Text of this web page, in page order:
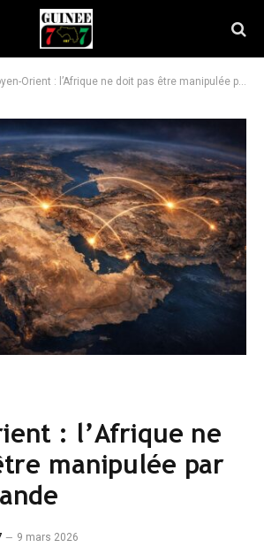
Orient : l’Afrique ne doit pas être manipulée par la propagande
: l’Afrique ne
manipulée par
9 mars 2026